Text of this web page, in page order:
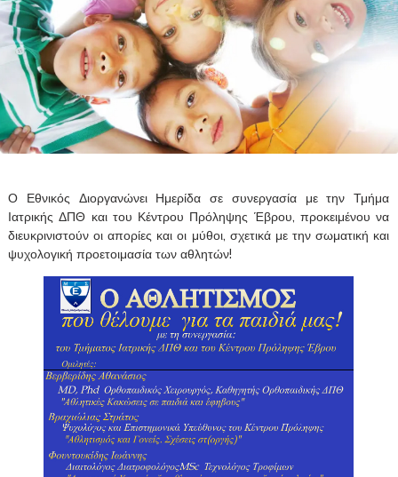
Ο Εθνικός Διοργανώνει Ημερίδα σε συνεργασία με την Τμήμα
Ιατρικής ΔΠΘ και του Κέντρου Πρόληψης Έβρου, προκειμένου να
διευκρινιστούν οι απορίες και οι μύθοι, σχετικά με την σωματική και
ψυχολογική προετοιμασία των αθλητών!